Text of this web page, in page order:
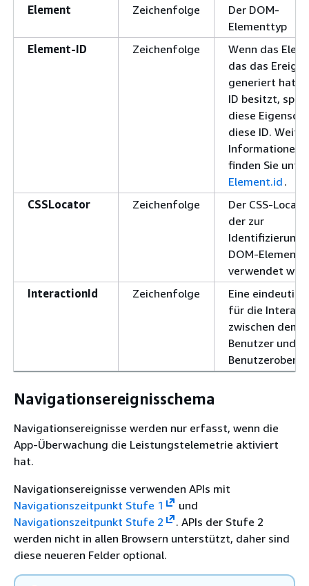
Element
Zeichenfolge
Der DOM-
Elementtyp
Element-ID
Zeichenfolge
Wenn das
das das
generiert hat,
ID besitzt,
diese
diese ID.
Informationen
finden Sie unter
Element.id .
CSSLocator
Zeichenfolge
Der CSS-
der zur
Identifizierung
DOM-Elements
verwendet
InteractionId
Zeichenfolge
Eine eindeutige
für die
zwischen dem
Benutzer und
Navigationsereignisschema
Navigationsereignisse werden nur erfasst, wenn die
App-Überwachung die Leistungstelemetrie aktiviert
hat.
Navigationsereignisse verwenden APIs mit
Navigationszeitpunkt Stufe 1
und
Navigationszeitpunkt Stufe 2
. APIs der Stufe 2
werden nicht in allen Browsern unterstützt, daher sind
diese neueren Felder optional.